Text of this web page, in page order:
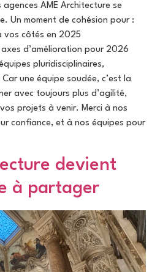
agences AME Architecture se
Un moment de cohésion pour :
vos côtés en 2025
d’amélioration pour 2026
pluridisciplinaires,
une équipe soudée, c’est la
avec toujours plus d’agilité,
projets à venir. Merci à nos
confiance, et à nos équipes pour
devient
à partager